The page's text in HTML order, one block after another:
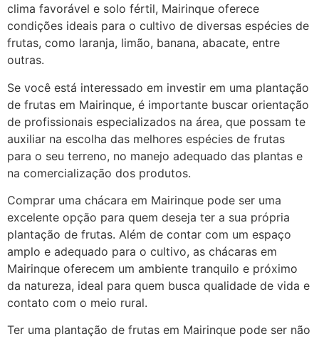
clima favorável e solo fértil, Mairinque oferece
condições ideais para o cultivo de diversas espécies de
frutas, como laranja, limão, banana, abacate, entre
outras.
Se você está interessado em investir em uma plantação
de frutas em Mairinque, é importante buscar orientação
de profissionais especializados na área, que possam te
auxiliar na escolha das melhores espécies de frutas
para o seu terreno, no manejo adequado das plantas e
na comercialização dos produtos.
Comprar uma chácara em Mairinque pode ser uma
excelente opção para quem deseja ter a sua própria
plantação de frutas. Além de contar com um espaço
amplo e adequado para o cultivo, as chácaras em
Mairinque oferecem um ambiente tranquilo e próximo
da natureza, ideal para quem busca qualidade de vida e
contato com o meio rural.
Ter uma plantação de frutas em Mairinque pode ser não